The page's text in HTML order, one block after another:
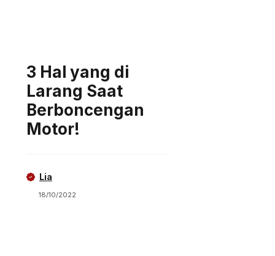
3 Hal yang di
Larang Saat
Berboncengan
Motor!
Lia
18/10/2022